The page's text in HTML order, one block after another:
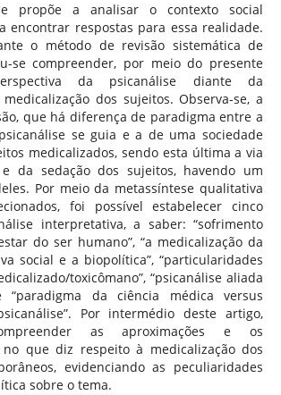
propõe a analisar o contexto social
encontrar respostas para essa realidade.
o método de revisão sistemática de
se compreender, por meio do presente
da psicanálise diante da
dos sujeitos. Observa-se, a
que há diferença de paradigma entre a
se guia e a de uma sociedade
medicalizados, sendo esta última a via
da sedação dos sujeitos, havendo um
Por meio da metassíntese qualitativa
foi possível estabelecer cinco
interpretativa, a saber: “sofrimento
do ser humano”, “a medicalização da
social e a biopolítica”, “particularidades
toxicômano”, “psicanálise aliada
“paradigma da ciência médica versus
Por intermédio deste artigo,
as aproximações e os
no que diz respeito à medicalização dos
evidenciando as peculiaridades
sobre o tema.